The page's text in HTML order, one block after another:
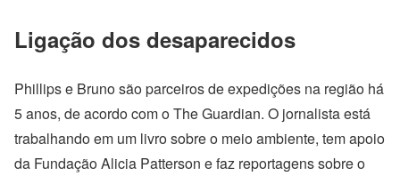
Ligação dos desaparecidos
Phillips e Bruno são parceiros de expedições na região há
5 anos, de acordo com o The Guardian. O jornalista está
trabalhando em um livro sobre o meio ambiente, tem apoio
da Fundação Alicia Patterson e faz reportagens sobre o